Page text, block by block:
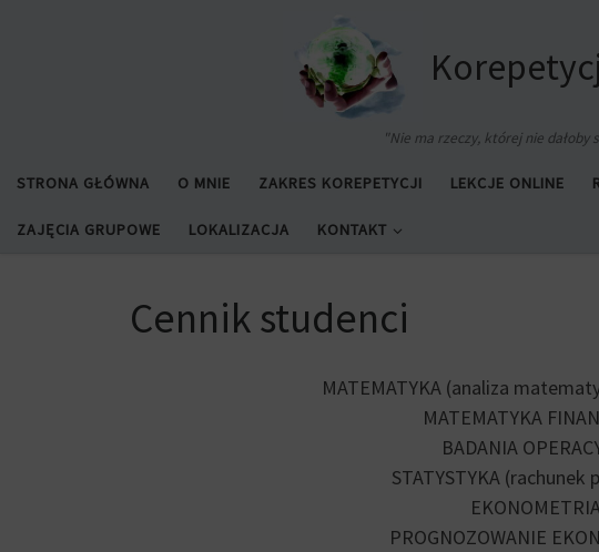
"Nie ma rzeczy, której nie dałoby
STRONA GŁÓWNA O MNIE ZAKRES KOREPETYCJI LEKCJE ONLINE
ZAJĘCIA GRUPOWE LOKALIZACJA KONTAKT
Cennik studenci
MATEMATYKA (analiza
MATEMATYKA
BADANIA
STATYSTYKA
PROGNOZOWANIE